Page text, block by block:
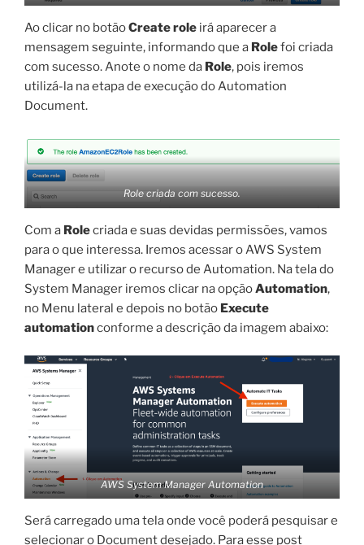
Ao clicar no botãoCreate role irá aparecer a
mensagem seguinte, informando que a Rolefoi criada
com sucesso. Anote o nome da Role, pois iremos
utilizá-la na etapa de execução do Automation
Document.
Role criada com sucesso.
Com a Rolecriada e suas devidas permissões, vamos
para o que interessa. Iremos acessar o AWS System
Manager e utilizar o recurso de Automation. Na tela do
System Manager iremos clicar na opçãoAutomation,
no Menu lateral e depois no botão Execute
automationconforme a descrição da imagem abaixo:
AWS System Manager Automation
Será carregado uma tela onde você poderá pesquisar e
selecionar o Document desejado. Para esse post